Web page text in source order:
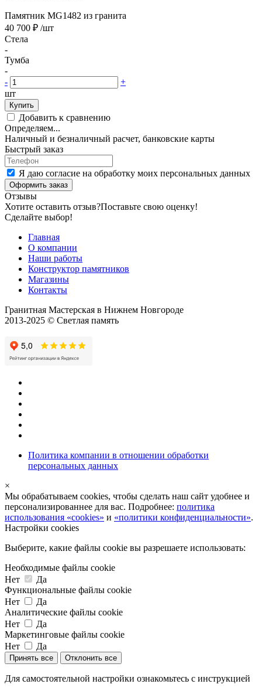
Памятник MG1482 из гранита
40 700 ₽ /шт
Стела
-
Тумба
-
-
+
шт
Купить
Добавить к сравнению
Определяем...
Наличный и безналичный расчет, банковские карты
Быстрый заказ
Я даю согласие на обработку моих персональных данных
Оформить заказ
Отзывы
Хотите оставить отзыв?Поставьте свою оценку!
Сделайте выбор!
Главная
О компании
Наши работы
Конструктор памятников
Магазины
Контакты
Гранитная Мастерская в Нижнем Новгороде
2013-2025 © Светлая память
Политика компании в отношении обработки
персональных данных
×
Мы обрабатываем cookies, чтобы сделать наш сайт удобнее и
персонализированнее для вас. Подробнее: политика
использования «cookies» и «политики конфиденциальности».
Настройки cookies
Выберите, какие файлы cookie вы разрешаете использовать:
Необходимые файлы cookie
Нет
Да
Функциональные файлы cookie
Нет
Да
Аналитические файлы cookie
Нет
Да
Маркетинговые файлы cookie
Нет
Да
Принять все Отклонить все
Для самостоятельной настройки ознакомьтесь с инструкцией